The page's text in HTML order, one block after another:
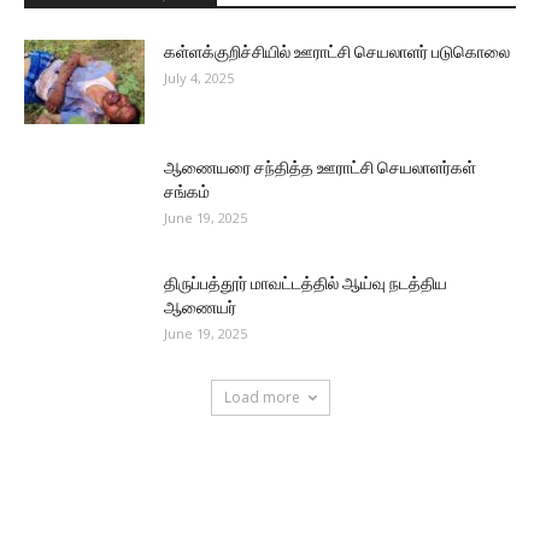
கள்ளக்குறிச்சியில் ஊராட்சி செயலாளர் படுகொலை
July 4, 2025
ஆணையரை சந்தித்த ஊராட்சி செயலாளர்கள்
சங்கம்
June 19, 2025
திருப்பத்தூர் மாவட்டத்தில் ஆய்வு நடத்திய
ஆணையர்
June 19, 2025
Load more